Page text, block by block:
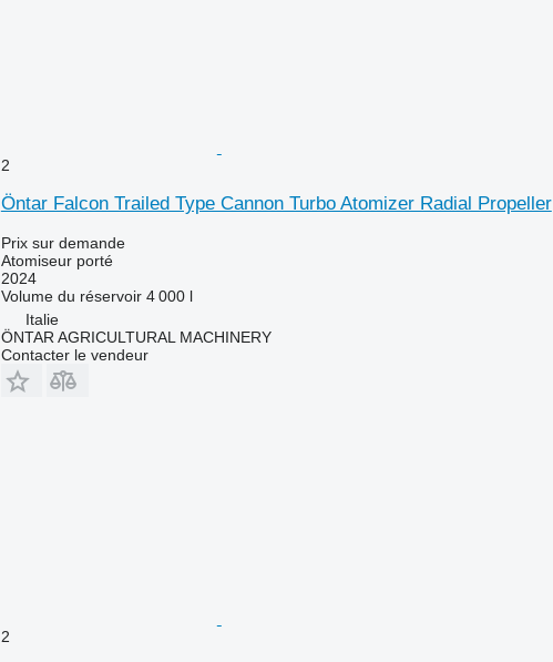
2
Öntar Falcon Trailed Type Cannon Turbo Atomizer Radial Propeller
Prix sur demande
Atomiseur porté
2024
Volume du réservoir 4 000 l
Italie
ÖNTAR AGRICULTURAL MACHINERY
Contacter le vendeur
2